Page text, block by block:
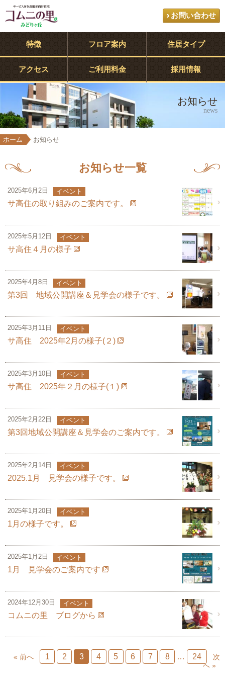
お問い合わせ
特徴 フロア案内 住居タイプ
アクセス ご利用料金 採用情報
お知らせ
news
ホーム お知らせ
お知らせ一覧
2025年6月2日 イベント
サ高住の取り組みのご案内です。
2025年5月12日 イベント
サ高住４月の様子
2025年4月8日 イベント
第3回 地域公開講座＆見学会の様子です。
2025年3月11日 イベント
サ高住 2025年2月の様子(２)
2025年3月10日 イベント
サ高住 2025年２月の様子(１)
2025年2月22日 イベント
第3回地域公開講座＆見学会のご案内です。
2025年2月14日 イベント
2025.1月 見学会の様子です。
2025年1月20日 イベント
1月の様子です。
2025年1月2日 イベント
1月 見学会のご案内です
2024年12月30日 イベント
コムニの里 ブログから
« 前へ 1 2 3 4 5 6 7 8 … 24
次
へ »